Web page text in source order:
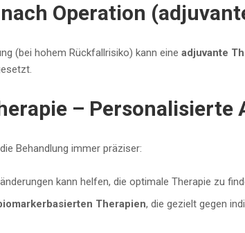
Operation
(bei hohem Rückfallrisiko) kann eine adjuvante
– Personalisierte
Behandlung immer präziser:
kann helfen, die optimale Therapie zu
Therapien, die gezielt gegen